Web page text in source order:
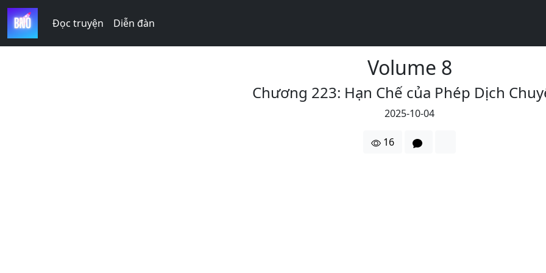
Đọc truyện Diễn đàn
Volume 8
Chương 223: Hạn Chế của Phép Dịch
2025-10-04
16